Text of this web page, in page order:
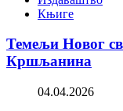
Књиге
Темељи Новог
Кршљанина
04.04.2026